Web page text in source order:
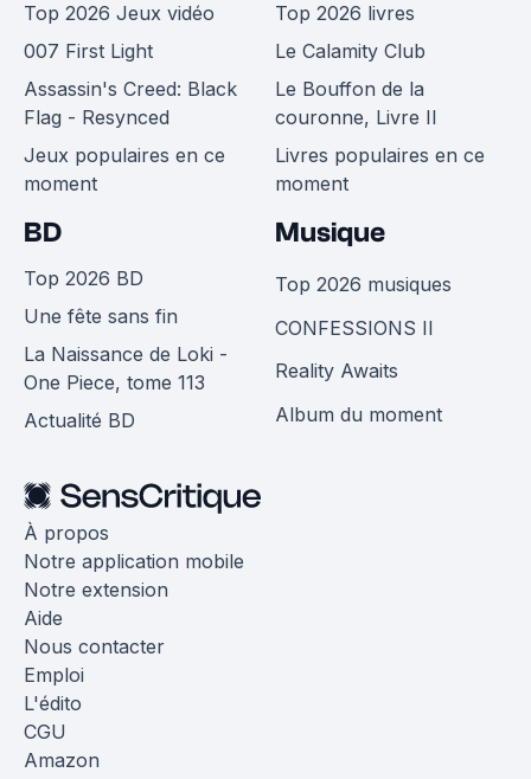
Top 2026 Jeux vidéo
007 First Light
Assassin's Creed: Black
Flag - Resynced
Jeux populaires en ce
moment
Top 2026 livres
Le Calamity Club
Le Bouffon de la
couronne, Livre II
Livres populaires en ce
moment
BD
Top 2026 BD
Une fête sans fin
La Naissance de Loki -
One Piece, tome 113
Actualité BD
Musique
Top 2026 musiques
CONFESSIONS II
Reality Awaits
Album du moment
À propos
Notre application mobile
Notre extension
Aide
Nous contacter
Emploi
L'édito
CGU
Amazon